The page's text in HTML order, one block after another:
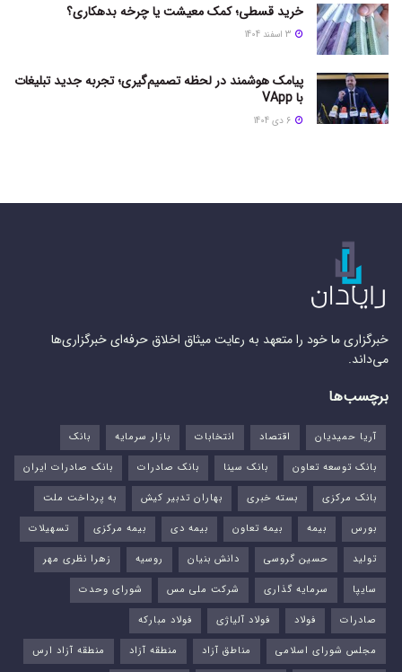
خرید قسطی؛ کمک معیشت یا چرخه بدهکاری؟
پیامک هوشمند در لحظه تصمیم‌گیری؛ تجربه جدید تبلیغات
با VApp
خبرگزاری ما خود را متعهد به رعایت میثاق اخلاق حرفه‌ای خبرگزاری‌ها
می‌داند.
برچسب‌ها
آریا حمیدیان اقتصاد انتخابات بازار سرمایه
بانک
بانک توسعه تعاون
بانک سینا بانک صادرات
بانک صادرات ایران
بانک مرکزی
بسته خبری بهاران تدبیر کیش
به پرداخت ملت
بورس‌
بیمه بیمه تعاون بیمه دی بیمه مرکزی
تسهیلات
تولید
حسین گروسی دانش بنیان روسیه
زهرا نظری مهر
سایپا
سرمایه گذاری شرکت ملی مس
شورای وحدت
صادرات
فولاد فولاد آلیاژی
فولاد مبارکه
مجلس شورای اسلامی
مناطق آزاد منطقه آزاد منطقه آزاد ارس